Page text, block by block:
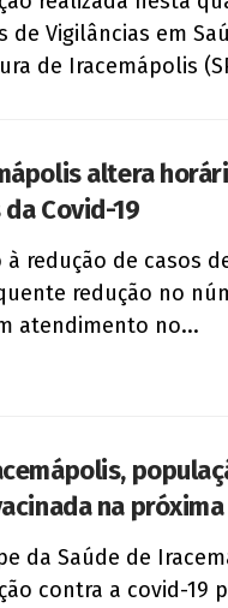
de Vigilâncias em
de Iracemápolis
altera
Covid-19
à redução de casos
redução no
atendimento no...
na
da Saúde de
contra a covid-19